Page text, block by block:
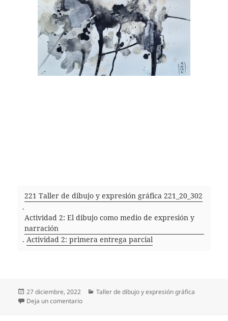
221 Taller de dibujo y expresión gráfica 221_20_302
.
Actividad 2: El dibujo como medio de expresión y
narración
. Actividad 2: primera entrega parcial
Publicado
el
27 diciembre, 2022 Categorías
Taller de dibujo y expresión gráfica
Deja un comentarioen PEC 2. Primera entrega